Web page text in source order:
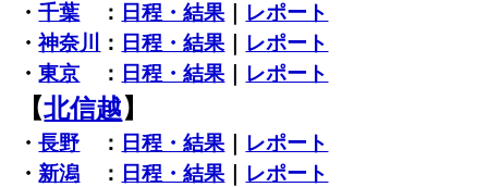
・千葉 ： 日程・結果
レポート
・神奈川 ： 日程・結果
レポート
・東京 ： 日程・結果 レポート
【北信越】
・長野 ： 日程・結果
レポート
・ 新潟 ： 日程・結果
レポート